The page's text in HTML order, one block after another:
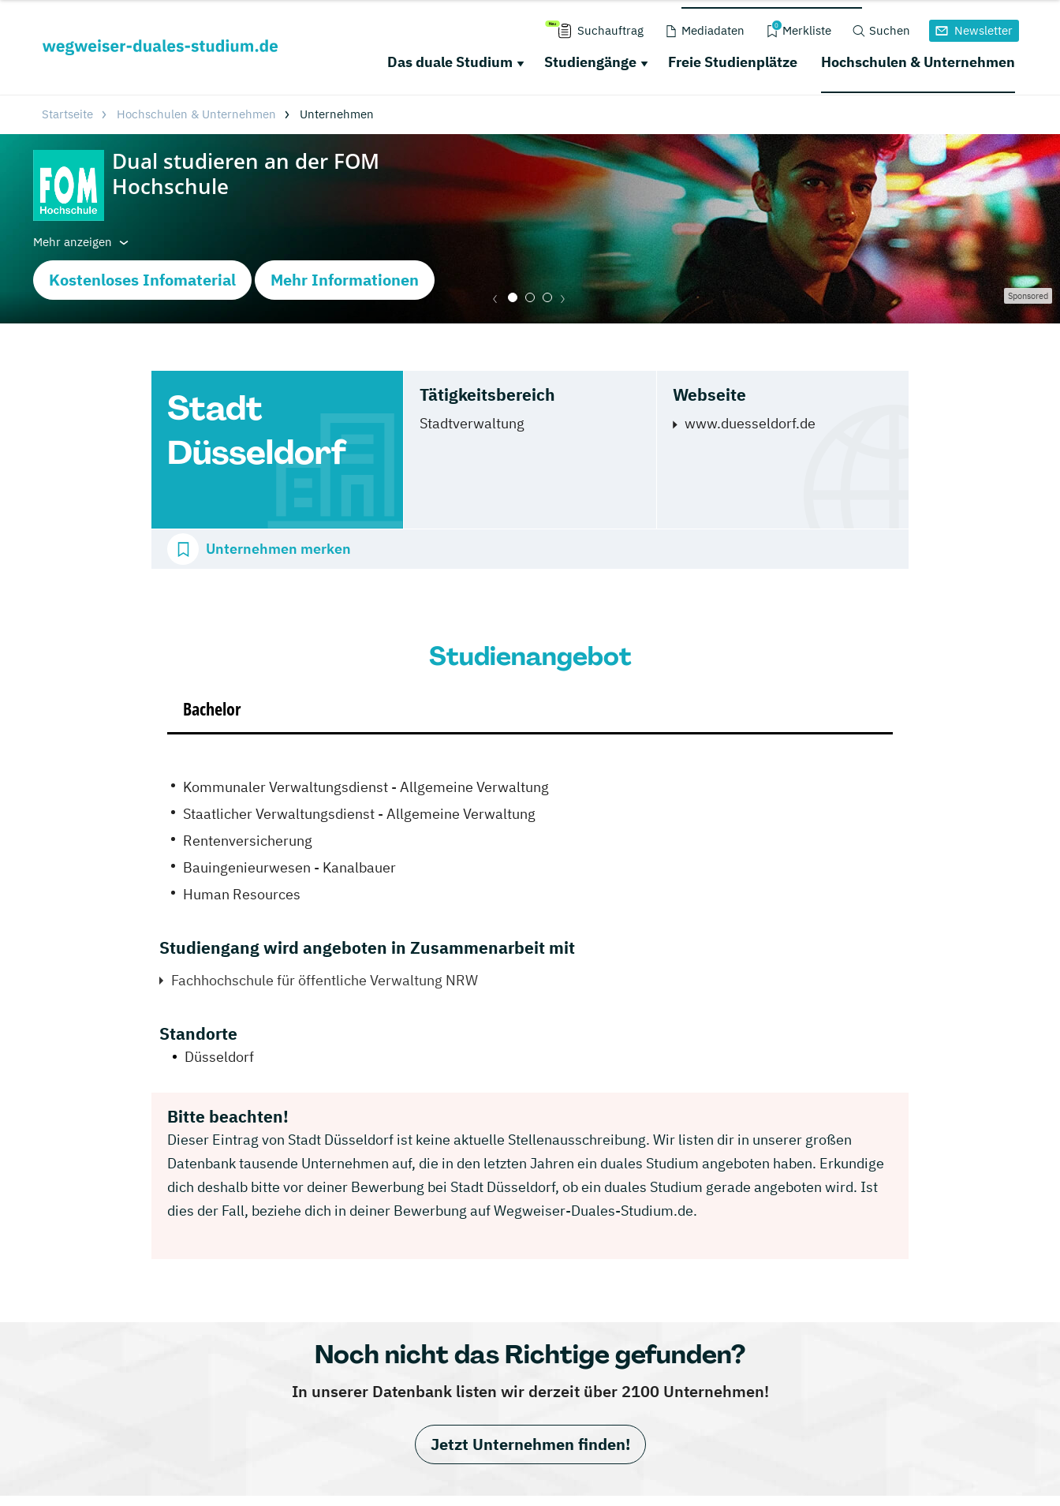
Suchauftrag Mediadaten 0 Merkliste Suchen Newsletter
Das duale Studium Studiengänge Freie Studienplätze Hochschulen & Unternehmen
Startseite Hochschulen & Unternehmen Unternehmen
Mehr anzeigen
Kostenloses Infomaterial Mehr Informationen
Sponsored
Stadt
Düsseldorf
Tätigkeitsbereich
Stadtverwaltung
Webseite
www.duesseldorf.de
Unternehmen merken
Studienangebot
Bachelor
Kommunaler Verwaltungsdienst - Allgemeine Verwaltung
Staatlicher Verwaltungsdienst - Allgemeine Verwaltung
Rentenversicherung
Bauingenieurwesen - Kanalbauer
Human Resources
Studiengang wird angeboten in Zusammenarbeit mit
Fachhochschule für öffentliche Verwaltung NRW
Standorte
Düsseldorf
Bitte beachten!
Dieser Eintrag von Stadt Düsseldorf ist keine aktuelle Stellenausschreibung. Wir listen dir in unserer großen
Datenbank tausende Unternehmen auf, die in den letzten Jahren ein duales Studium angeboten haben. Erkundige
dich deshalb bitte vor deiner Bewerbung bei Stadt Düsseldorf, ob ein duales Studium gerade angeboten wird. Ist
dies der Fall, beziehe dich in deiner Bewerbung auf Wegweiser-Duales-Studium.de.
Noch nicht das Richtige gefunden?
In unserer Datenbank listen wir derzeit über 2100 Unternehmen!
Jetzt Unternehmen finden!